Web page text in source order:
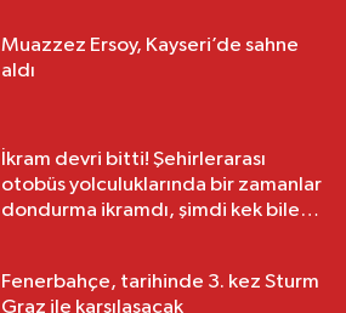
Muazzez Ersoy, Kayseri’de sahne
aldı
İkram devri bitti! Şehirlerarası
otobüs yolculuklarında bir zamanlar
dondurma ikramdı, şimdi kek bile
Fenerbahçe, tarihinde 3. kez Sturm
Graz ile karşılaşacak